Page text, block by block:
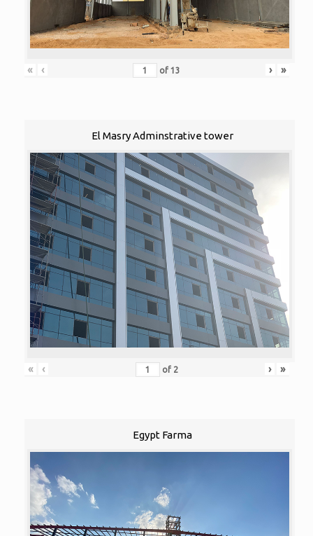
« ‹ of 13 › »
El Masry Adminstrative tower
« ‹ of 2 › »
Egypt Farma